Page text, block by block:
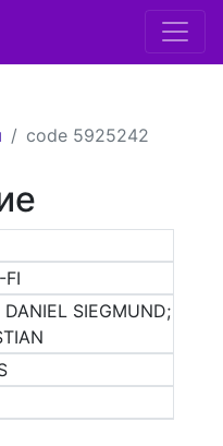
code 5925242
FI
SIEGMUND;